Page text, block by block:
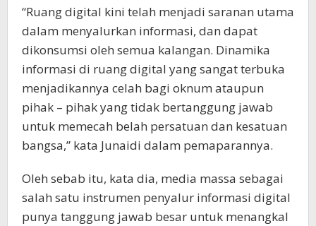
“Ruang digital kini telah menjadi saranan utama
dalam menyalurkan informasi, dan dapat
dikonsumsi oleh semua kalangan. Dinamika
informasi di ruang digital yang sangat terbuka
menjadikannya celah bagi oknum ataupun
pihak – pihak yang tidak bertanggung jawab
untuk memecah belah persatuan dan kesatuan
bangsa,” kata Junaidi dalam pemaparannya.
Oleh sebab itu, kata dia, media massa sebagai
salah satu instrumen penyalur informasi digital
punya tanggung jawab besar untuk menangkal